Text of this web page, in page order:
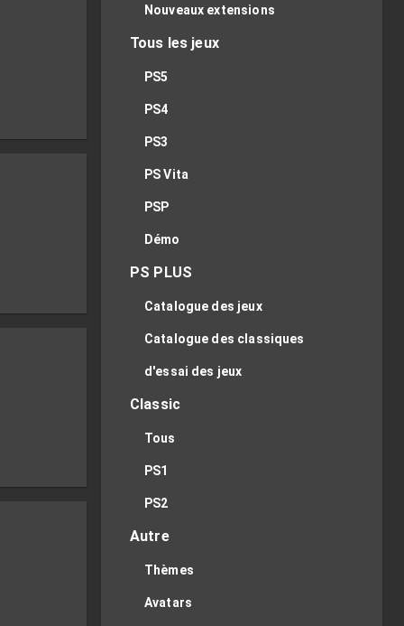
Nouveaux extensions
Tous les jeux
PS5
PS4
PS3
PS Vita
PSP
Démo
PS PLUS
Catalogue des jeux
Catalogue des classiques
d'essai des jeux
Classic
Tous
PS1
PS2
Autre
Thèmes
Avatars